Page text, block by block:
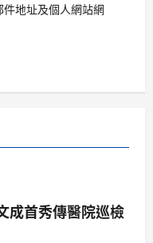
地址及個人網站網
成首秀傳醫院巡檢